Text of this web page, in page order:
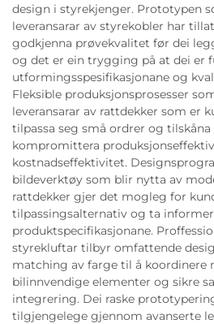
design i styrekjenger. Prototypen
leveransarar av styrekobler har
godkjenna prøvekvalitet før dei
og det er ein trygging på at dei er
utformingsspesifikasjonane og
Fleksible produksjonsprosesser
leveransarar av rattdekker som er
tilpassa seg små ordrer og
kompromittera
kostnadseffektivitet.
bildeverktøy som blir nytta av
rattdekker gjer det mogleg for
tilpassingsalternativ og ta
produktspecifikasjonane.
styrekluftar tilbyr omfattende
matching av farge til å koordinere
bilinnvendige elementer og sikre
integrering. Dei raske
tilgjengelege gjennom avanserte